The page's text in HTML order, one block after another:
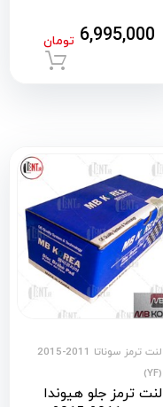
6,995,000 تومان
لنت ترمز سوناتا 2011-2015
(YF)
لنت ترمز جلو هیوندا